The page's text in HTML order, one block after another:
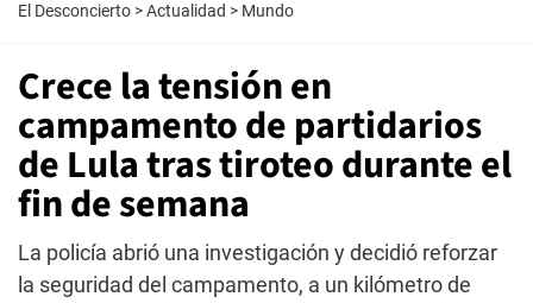
El Desconcierto >Actualidad > Mundo
Crece la tensión en
campamento de partidarios
de Lula tras tiroteo durante el
fin de semana
La policía abrió una investigación y decidió reforzar
la seguridad del campamento, a un kilómetro de